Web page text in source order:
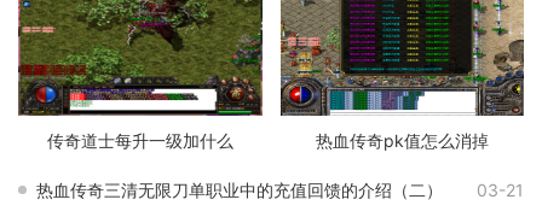
传奇道士每升一级加什么 热血传奇pk值怎么消掉
热血传奇三清无限刀单职业中的充值回馈的介绍（二）
03-21